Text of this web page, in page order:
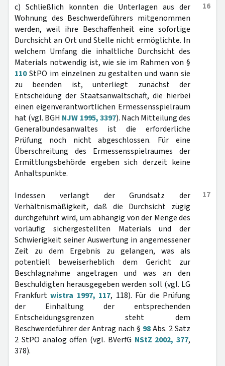
16
c) Schließlich konnten die Unterlagen aus der
Wohnung des Beschwerdeführers mitgenommen
werden, weil ihre Beschaffenheit eine sofortige
Durchsicht an Ort und Stelle nicht ermöglichte. In
welchem Umfang die inhaltliche Durchsicht des
Materials notwendig ist, wie sie im Rahmen von §
110StPO im einzelnen zu gestalten und wann sie
zu beenden ist, unterliegt zunächst der
Entscheidung der Staatsanwaltschaft, die hierbei
einen eigenverantwortlichen Ermessensspielraum
hat (vgl. BGH NJW 1995, 3397). Nach Mitteilung des
Generalbundesanwaltes ist die erforderliche
Prüfung noch nicht abgeschlossen. Für eine
Überschreitung des Ermessensspielraumes der
Ermittlungsbehörde ergeben sich derzeit keine
Anhaltspunkte.
17
Indessen verlangt der Grundsatz der
Verhältnismäßigkeit, daß die Durchsicht zügig
durchgeführt wird, um abhängig von der Menge des
vorläufig sichergestellten Materials und der
Schwierigkeit seiner Auswertung in angemessener
Zeit zu dem Ergebnis zu gelangen, was als
potentiell beweiserheblich dem Gericht zur
Beschlagnahme angetragen und was an den
Beschuldigten herausgegeben werden soll (vgl. LG
Frankfurtwistra 1997, 117, 118). Für die Prüfung
der Einhaltung der entsprechenden
Entscheidungsgrenzen steht dem
Beschwerdeführer der Antrag nach § 98Abs. 2 Satz
2 StPO analog offen (vgl. BVerfG NStZ 2002, 377,
378).